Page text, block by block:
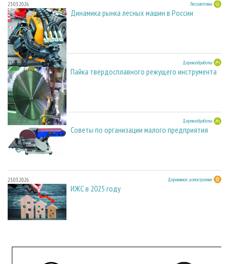
23.03.2026 Лесозаготовка
Динамика рынка лесных машин в России
23.03.2026 Деревообработка
Пайка твердосплавного режущего инструмента
23.03.2026 Деревообработка
Советы по организации малого предприятия
23.03.2026 Деревянное домостроение
ИЖС в 2025 году